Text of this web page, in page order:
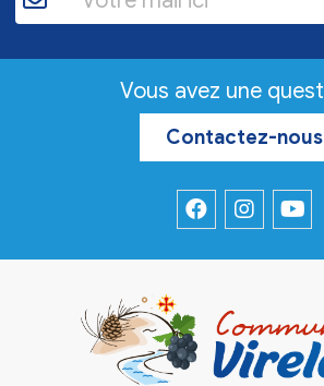
Vous avez une
Contactez-nous